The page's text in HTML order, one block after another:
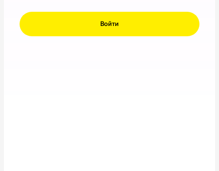
Войти